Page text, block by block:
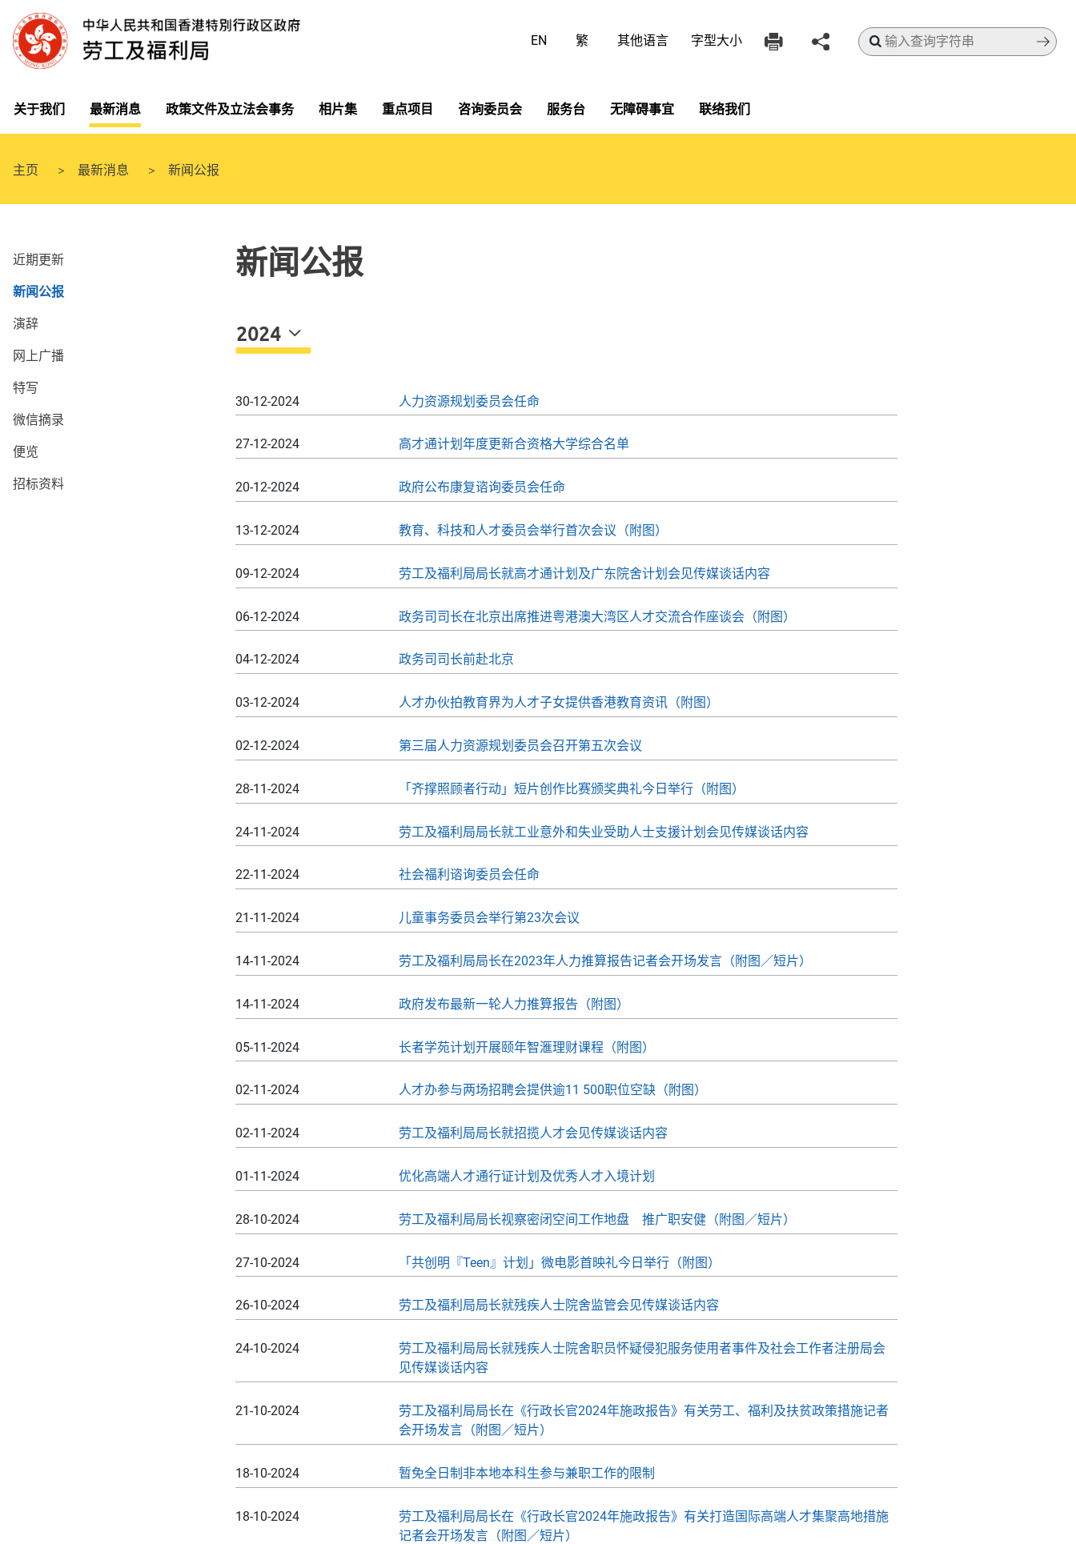
EN 繁 其他语言 字型大小 搜寻
关于我们 最新消息 政策文件及立法会事务 相片集 重点项目 咨询委员会 服务台 无障碍事宜 联络我们
主页 最新消息 新闻公报
近期更新
新闻公报
演辞
网上广播
特写
微信摘录
便览
招标资料
新闻公报
2024
人力资源规划委员会任命
30-12-2024
高才通计划年度更新合资格大学综合名单
27-12-2024
政府公布康复谘询委员会任命
20-12-2024
教育、科技和人才委员会举行首次会议（附图）
13-12-2024
劳工及福利局局长就高才通计划及广东院舍计划会见传媒谈话内容
09-12-2024
政务司司长在北京出席推进粤港澳大湾区人才交流合作座谈会（附图）
06-12-2024
政务司司长前赴北京
04-12-2024
人才办伙拍教育界为人才子女提供香港教育资讯（附图）
03-12-2024
第三届人力资源规划委员会召开第五次会议
02-12-2024
「齐撑照顾者行动」短片创作比赛颁奖典礼今日举行（附图）
28-11-2024
劳工及福利局局长就工业意外和失业受助人士支援计划会见传媒谈话内容
24-11-2024
社会福利谘询委员会任命
22-11-2024
儿童事务委员会举行第23次会议
21-11-2024
劳工及福利局局长在2023年人力推算报告记者会开场发言（附图／短片）
14-11-2024
政府发布最新一轮人力推算报告（附图）
14-11-2024
长者学苑计划开展颐年智滙理财课程（附图）
05-11-2024
人才办参与两场招聘会提供逾11 500职位空缺（附图）
02-11-2024
劳工及福利局局长就招揽人才会见传媒谈话内容
02-11-2024
优化高端人才通行证计划及优秀人才入境计划
01-11-2024
劳工及福利局局长视察密闭空间工作地盘 推广职安健（附图／短片）
28-10-2024
「共创明『Teen』计划」微电影首映礼今日举行（附图）
27-10-2024
劳工及福利局局长就残疾人士院舍监管会见传媒谈话内容
26-10-2024
劳工及福利局局长就残疾人士院舍职员怀疑侵犯服务使用者事件及社会工作者注册局会
见传媒谈话内容
24-10-2024
劳工及福利局局长在《行政长官2024年施政报告》有关劳工、福利及扶贫政策措施记者
会开场发言（附图／短片）
21-10-2024
暂免全日制非本地本科生参与兼职工作的限制
18-10-2024
劳工及福利局局长在《行政长官2024年施政报告》有关打造国际高端人才集聚高地措施
记者会开场发言（附图／短片）
18-10-2024